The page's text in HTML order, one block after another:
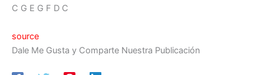
C G E G F D C
source
Dale Me Gusta y Comparte Nuestra Publicación